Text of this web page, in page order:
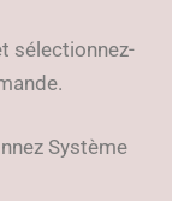
sélectionnez-
Système